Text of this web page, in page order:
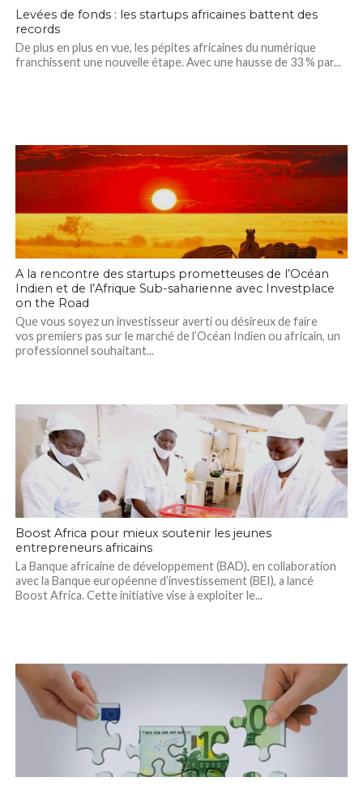
Levées de fonds : les startups africaines battent des
records
De plus en plus en vue, les pépites africaines du numérique
franchissent une nouvelle étape. Avec une hausse de 33 % par...
A la rencontre des startups prometteuses de l’Océan
Indien et de l’Afrique Sub-saharienne avec Investplace
on the Road
Que vous soyez un investisseur averti ou désireux de faire
vos premiers pas sur le marché de l’Océan Indien ou africain, un
professionnel souhaitant...
Boost Africa pour mieux soutenir les jeunes
entrepreneurs africains
La Banque africaine de développement (BAD), en collaboration
avec la Banque européenne d’investissement (BEI), a lancé
Boost Africa. Cette initiative vise à exploiter le...